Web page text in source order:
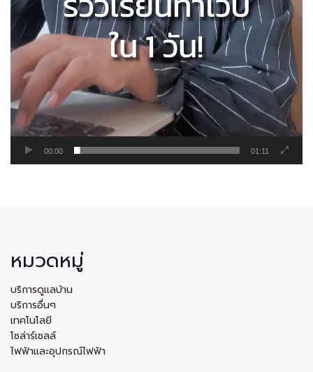
00:00 01:11
หมวดหมู่
บริการดูแลบ้าน
บริการอื่นๆ
เทคโนโลยี
โซล่าร์เซลล์
ไฟฟ้าและอุปกรณ์ไฟฟ้า